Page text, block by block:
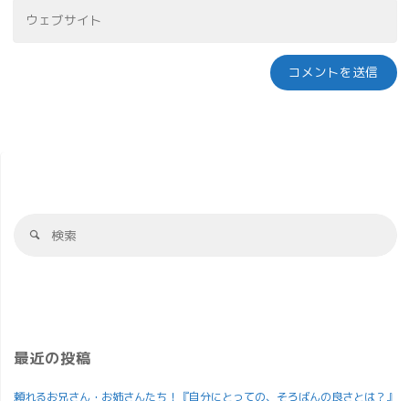
最近の投稿
頼れるお兄さん・お姉さんたち！『自分にとっての、そろばんの良さとは？』